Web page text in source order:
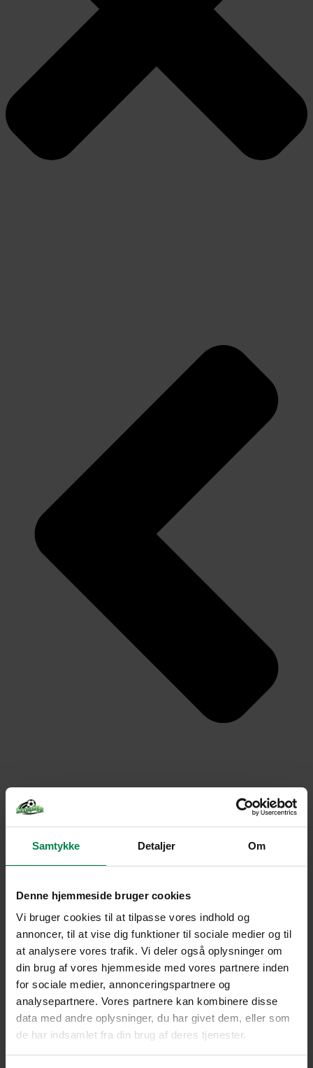
Samtykke Detaljer Om
Denne hjemmeside bruger cookies
Vi bruger cookies til at tilpasse vores indhold og
annoncer, til at vise dig funktioner til sociale medier og til
at analysere vores trafik. Vi deler også oplysninger om
din brug af vores hjemmeside med vores partnere inden
for sociale medier, annonceringspartnere og
analysepartnere. Vores partnere kan kombinere disse
data med andre oplysninger, du har givet dem, eller som
de har indsamlet fra din brug af deres tjenester.